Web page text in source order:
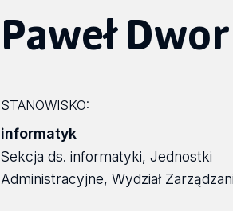
Paweł
STANOWISKO:
informatyk
Sekcja ds. informatyki, Jednostki
Administracyjne, Wydział